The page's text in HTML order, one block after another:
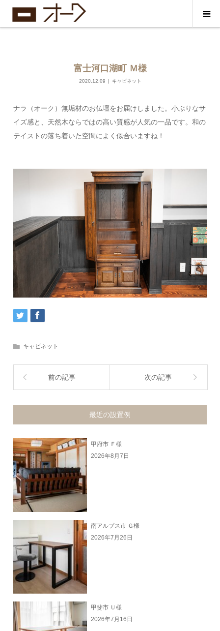
富士河口湖町 Ｍ様
2020.12.09 キャビネット
ナラ（オーク）無垢材のお仏壇をお届けしました。小ぶりなサ
イズ感と、天然木ならではの高い質感が人気の一品です。和の
テイストの落ち着いた空間によく似合いますね！
キャビネット
前の記事 次の記事
最近の設置例
甲府市 Ｆ様
2026年8月7日
南アルプス市 Ｇ様
2026年7月26日
甲斐市 Ｕ様
2026年7月16日